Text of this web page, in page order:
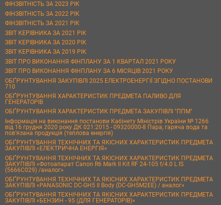
ФІНЗВІТНІСТЬ ЗА 2023 РІК
ФІНЗВІТНІСТЬ ЗА 2022 РІК
ФІНЗВІТНІСТЬ ЗА 2021 РІК
ЗВІТ КЕРІВНИКА ЗА 2021 РІК
ЗВІТ КЕРІВНИКА ЗА 2020 РІК
ЗВІТ КЕРІВНИКА ЗА 2019 РІК
ЗВІТ ПРО ВИКОНАННЯ ФІНПЛАНУ ЗА 1 КВАРТАЛ 2021 РОКУ
ЗВІТ ПРО ВИКОНАННЯ ФІНПЛАНУ ЗА 6 МІСЯЦІВ 2021 РОКУ
ОБҐРУНТУВАННЯ ЗАКУПІВЛІ 2025 ЕЛЕКТРОЕНЕРГІЇ ЗГІДНО ПОСТАНОВИ
710
ОБҐРУНТУВАННЯ ХАРАКТЕРИСТИК ПРЕДМЕТА ПАЛИВО ДЛЯ
ГЕНЕРАТОРІВ
ОБҐРУНТУВАННЯ ХАРАКТЕРИСТИК ПРЕДМЕТА ЗАКУПІВЛІ "ППМ"
Інформація на виконання постанови Кабінету Міністрів України № 1266
від 16 грудня 2020 року ДК 021:2015 - 09320000-8 Пара, гаряча вода та
пов’язана продукція (теплова енергія)
ОБҐРУНТУВАННЯ ТЕХНІЧНИХ ТА ЯКІСНИХ ХАРАКТЕРИСТИК ПРЕДМЕТА
ЗАКУПІВЛІ «ЕЛЕКТРИЧНА ЕНЕРГІЯ»
ОБҐРУНТУВАННЯ ТЕХНІЧНИХ ТА ЯКІСНИХ ХАРАКТЕРИСТИК ПРЕДМЕТА
ЗАКУПІВЛІ «Фотоапарат Canon R6 Mark II Kit RF 24-105 f/4.0 L IS
(5666C029) /аналог»
ОБҐРУНТУВАННЯ ТЕХНІЧНИХ ТА ЯКІСНИХ ХАРАКТЕРИСТИК ПРЕДМЕТА
ЗАКУПІВЛІ «PANASONIC DC-GH5 II Body (DC-GH5M2EE) / аналог»
ОБҐРУНТУВАННЯ ТЕХНІЧНИХ ТА ЯКІСНИХ ХАРАКТЕРИСТИК ПРЕДМЕТА
ЗАКУПІВЛІ «БЕНЗИН - 95 (ДЛЯ ГЕНЕРАТОРІВ)»